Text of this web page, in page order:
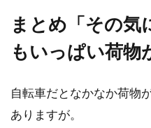
まとめ「その気
もいっぱい荷物
自転車だとなかなか荷物
ありますが。